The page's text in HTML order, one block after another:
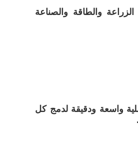
والطاقة والصناعة
واسعة ودقيقة لدمج كل